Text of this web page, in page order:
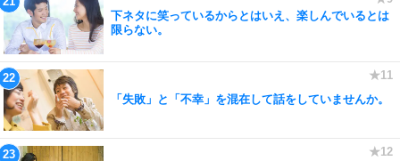
下ネタに笑っているからとはいえ、楽しんでいるとは
限らない。
「失敗」と「不幸」を混在して話をしていませんか。